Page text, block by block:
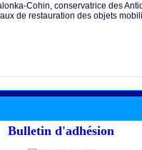
Cohin, conservatrice des
de restauration des objets
Bulletin d'adhésion